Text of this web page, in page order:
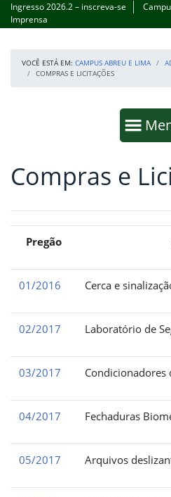
Ingresso 2026.2 – inscreva-se
Imprensa
VOCÊ ESTÁ EM: CAMPUS ABREU E LIMA
COMPRAS E LICITAÇÕES
Fim da navegação
Início do conteúdo
Compras e
Pregão
01/2016 Cerca e
02/2017 Laboratório de
03/2017 Condicionadores
04/2017 Fechaduras
05/2017 Arquivos